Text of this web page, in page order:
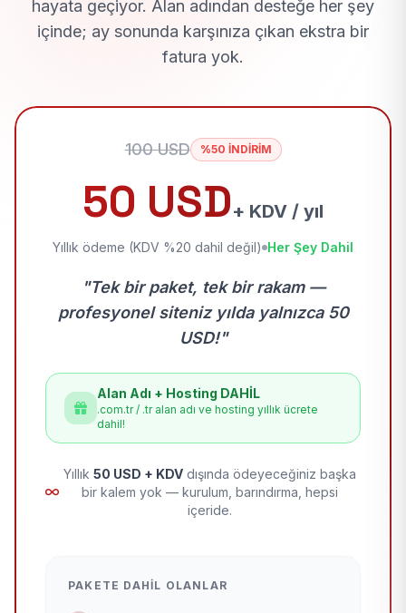
hayata geçiyor. Alan adından desteğe her şey
içinde; ay sonunda karşınıza çıkan ekstra bir
fatura yok.
100 USD %50 İNDİRİM
50 USD+ KDV / yıl
Yıllık ödeme (KDV %20 dahil değil) Her Şey Dahil
"Tek bir paket, tek bir rakam —
profesyonel siteniz yılda yalnızca 50
USD!"
Alan Adı + Hosting DAHİL
.com.tr / .tr alan adı ve hosting yıllık ücrete
dahil!
Yıllık 50 USD + KDV dışında ödeyeceğiniz başka
bir kalem yok — kurulum, barındırma, hepsi
içeride.
PAKETE DAHIL OLANLAR